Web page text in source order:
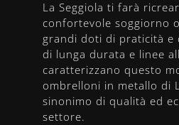
La Seggiola ti farà
confortevole soggiorno
grandi doti di praticità e
di lunga durata e linee
caratterizzano questo
ombrelloni in metallo di
sinonimo di qualità ed
settore.